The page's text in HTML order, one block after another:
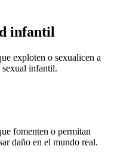
infantil
exploten o sexualicen a
sexual infantil.
fomenten o permitan
daño en el mundo real.